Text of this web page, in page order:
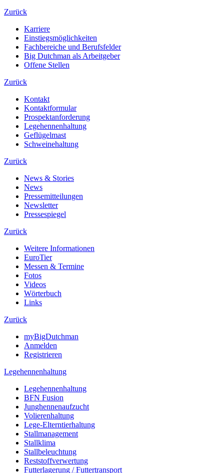
Zurück
Karriere
Einstiegsmöglichkeiten
Fachbereiche und Berufsfelder
Big Dutchman als Arbeitgeber
Offene Stellen
Zurück
Kontakt
Kontaktformular
Prospektanforderung
Legehennenhaltung
Geflügelmast
Schweinehaltung
Zurück
News & Stories
News
Pressemitteilungen
Newsletter
Pressespiegel
Zurück
Weitere Informationen
EuroTier
Messen & Termine
Fotos
Videos
Wörterbuch
Links
Zurück
myBigDutchman
Anmelden
Registrieren
Legehennenhaltung
Legehennenhaltung
BFN Fusion
Junghennenaufzucht
Volierenhaltung
Lege-Elterntierhaltung
Stallmanagement
Stallklima
Stallbeleuchtung
Reststoffverwertung
Futterlagerung / Futtertransport